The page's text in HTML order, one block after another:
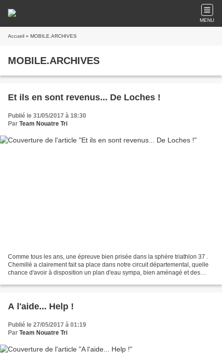
MENU
Accueil » MOBILE.ARCHIVES
MOBILE.ARCHIVES
Et ils en sont revenus... De Loches !
Publié le 31/05/2017 à 18:30
Par Team Nouatre Tri
Comme tous les ans, une épreuve bien prisée dans la sphère triathlon 37 .
Chemillé a clairement fait sa place dans notre circuit départemental, quelle
chance d'avoir à disposition un plan d'eau sympa, bien aménagé et des
A l'aide... Help !
Publié le 27/05/2017 à 01:19
Par Team Nouatre Tri